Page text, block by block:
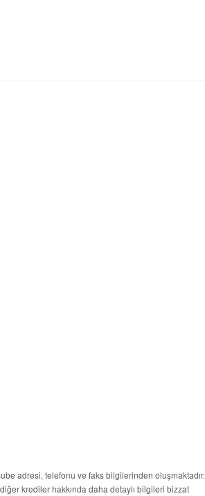
adresi, telefonu ve faks bilgilerinden oluşmaktadır.
krediler hakkında daha detaylı bilgileri bizzat